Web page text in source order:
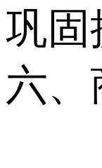
巩固
六、